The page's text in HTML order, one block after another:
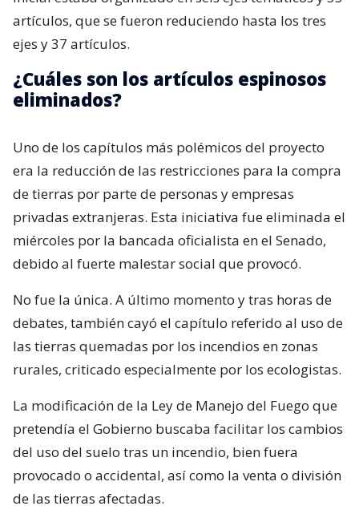
artículos, que se fueron reduciendo hasta los tres
ejes y 37 artículos.
¿Cuáles son los artículos espinosos
eliminados?
Uno de los capítulos más polémicos del proyecto
era la reducción de las restricciones para la compra
de tierras por parte de personas y empresas
privadas extranjeras. Esta iniciativa fue eliminada el
miércoles por la bancada oficialista en el Senado,
debido al fuerte malestar social que provocó.
No fue la única. A último momento y tras horas de
debates, también cayó el capítulo referido al uso de
las tierras quemadas por los incendios en zonas
rurales, criticado especialmente por los ecologistas.
La modificación de la Ley de Manejo del Fuego que
pretendía el Gobierno buscaba facilitar los cambios
del uso del suelo tras un incendio, bien fuera
provocado o accidental, así como la venta o división
de las tierras afectadas.